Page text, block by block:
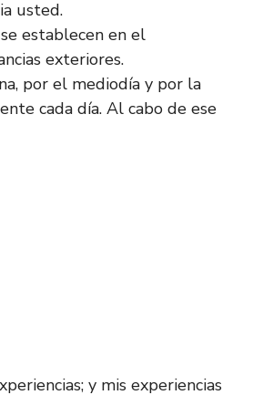
usted.
establecen en el
exteriores.
por el mediodía y por la
cada día. Al cabo de ese
y mis experiencias